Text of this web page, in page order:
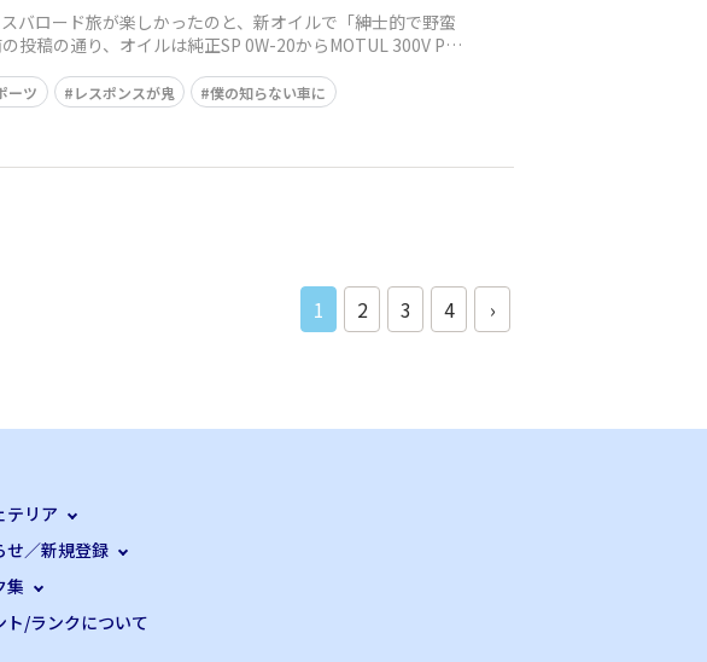
バロード旅が楽しかったのと、新オイルで「紳士的で野蛮
稿の通り、オイルは純正SP 0W-20からMOTUL 300V PO
ーツ レスポンスが鬼 僕の知らない車に
1 2 3 4 ›
テリア
せ／新規登録
集
ト/ランクについて